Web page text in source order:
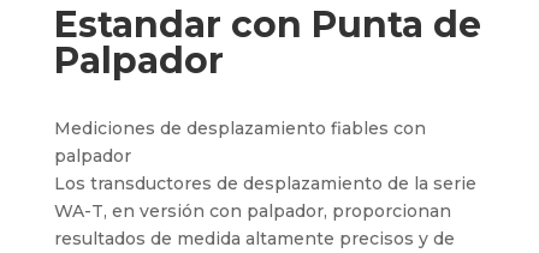
Estandar con Punta de
Palpador
Mediciones de desplazamiento fiables con
palpador
Los transductores de desplazamiento de la serie
WA-T, en versión con palpador, proporcionan
resultados de medida altamente precisos y de